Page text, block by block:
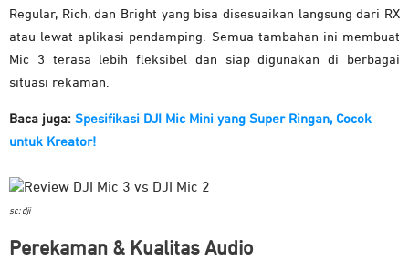
Regular, Rich, dan Bright yang bisa disesuaikan langsung dari RX
atau lewat aplikasi pendamping. Semua tambahan ini membuat
Mic 3 terasa lebih fleksibel dan siap digunakan di berbagai
situasi rekaman.
Baca juga: Spesifikasi DJI Mic Mini yang Super Ringan, Cocok
untuk Kreator!
sc: dji
Perekaman & Kualitas Audio